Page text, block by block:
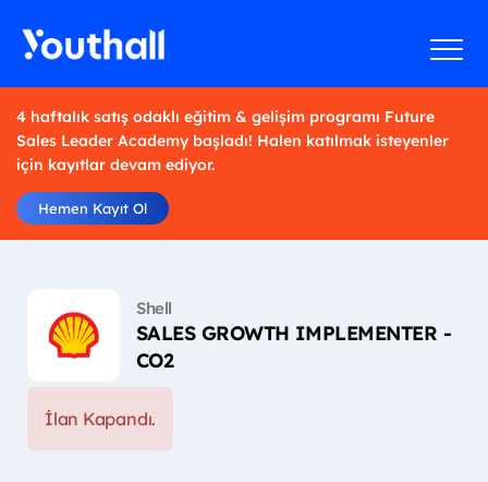
4 haftalık satış odaklı eğitim & gelişim programı Future
Sales Leader Academy başladı! Halen katılmak isteyenler
için kayıtlar devam ediyor.
Hemen Kayıt Ol
Shell
SALES GROWTH IMPLEMENTER -
CO2
İlan Kapandı.